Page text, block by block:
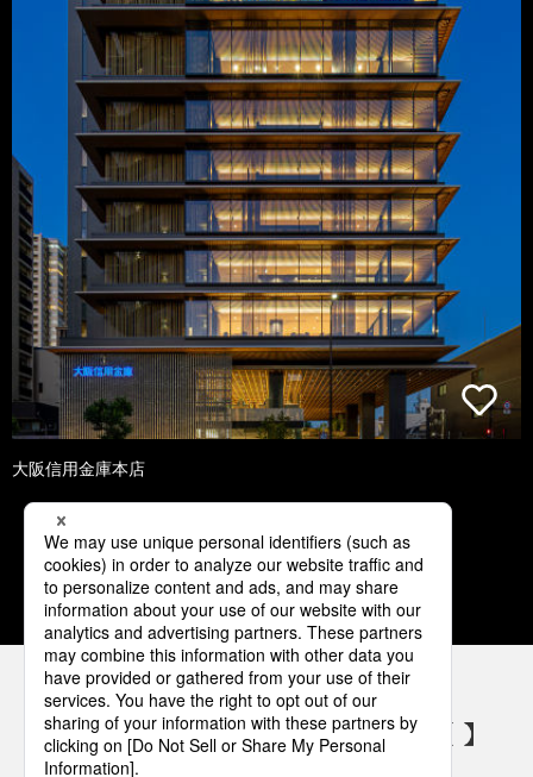
大阪信用金庫本店
1 2 3 4 5
パナソニックの電気設備 SNSアカウント